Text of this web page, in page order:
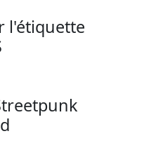
l'étiquette